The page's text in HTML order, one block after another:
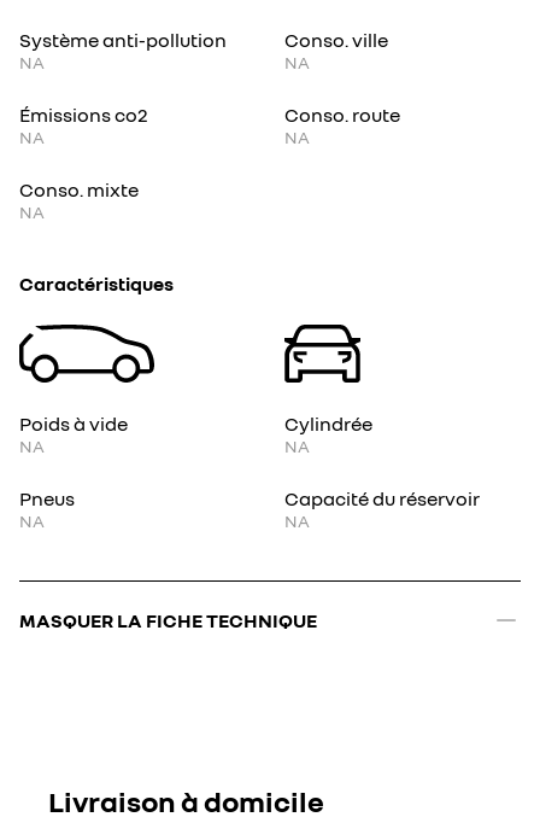
MASQUER LA FICHE TECHNIQUE
Système anti-pollution
NA
Conso. ville
NA
Émissions co2
NA
Conso. route
NA
Conso. mixte
NA
Caractéristiques
Poids à vide
NA
Cylindrée
NA
Pneus
NA
Capacité du réservoir
NA
Livraison à domicile